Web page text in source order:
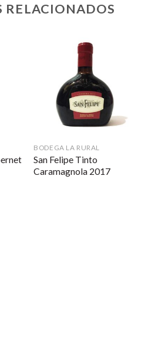
RELACIONADOS
BODEGA LA RURAL
San Felipe Tinto
Caramagnola 2017